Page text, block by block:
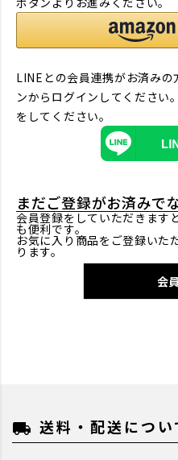
LINEとの会員連携がお済み
ンからログインしてください
をしてください。
まだご登録がお済みで
会員登録をしていただきます
も便利です。
お気に入り商品をご登録いた
ります。
会
local_shipping 送料・配送につい